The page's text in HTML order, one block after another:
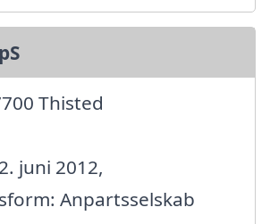
Thisted
juni 2012,
Anpartsselskab